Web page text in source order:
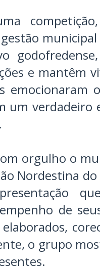
e mantêm
um verdadeiro
orgulho o
Nordestina
de
o grupo